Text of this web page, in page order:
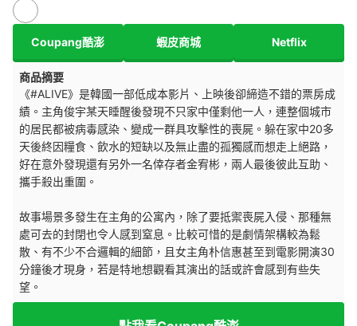
Coupang酷澎 蝦皮商城 Netflix
商品摘要
《#ALIVE》是韓國一部低成本影片、上映後卻締造不錯的票房成
績。主角俊宇某天睡醒後發現不只家中僅剩他一人，連整個城市
的居民都被病毒感染、變成一群具攻擊性的喪屍。躲在家中20多
天後終因糧食、飲水的短缺以及無止盡的孤獨感而想走上絕路，
好在意外發現還有另外一名倖存者金宥彬，兩人最後彼此互助、
攜手殺出重圍。
故事場景多發生在主角的公寓內，除了要抵禦喪屍入侵、那種無
處可去的封閉也令人感到窒息。比較可惜的是劇情架構較為鬆
散、有不少不合邏輯的細節，且女主角朴信惠甚至到電影開演30
分鐘後才現身，若是特地想觀看其演出的話或許會感到有些失
望。